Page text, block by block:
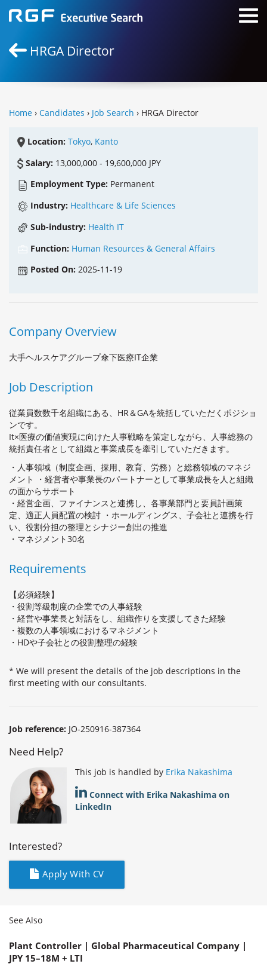
HRGA Director
Home › Candidates › Job Search › HRGA Director
Location: Tokyo, Kanto
Salary: 13,000,000 - 19,600,000 JPY
Employment Type: Permanent
Industry: Healthcare & Life Sciences
Sub-industry: Health IT
Function: Human Resources & General Affairs
Posted On:2025-11-19
Company Overview
大手ヘルスケアグループ傘下医療IT企業
Job Description
従業員数数千名組織にある、HR＆GAを統括していただくポジショ
ンです。
It×医療の価値実現に向けた人事戦略を策定しながら、人事総務の
統括責任者として組織と事業成長を牽引していただきます。
・人事領域（制度企画、採用、教育、労務）と総務領域のマネジ
メント ・経営者や事業長のパートナーとして事業成長を人と組織
の面からサポート
・経営企画、ファイナンスと連携し、各事業部門と要員計画策
定、適正人員配置の検討 ・ホールディングス、子会社と連携を行
い、役割分担の整理とシナジー創出の推進
・マネジメント30名
Requirements
【必須経験】
・役割等級制度の企業での人事経験
・経営や事業長と対話をし、組織作りを支援してきた経験
・複数の人事領域におけるマネジメント
・HDや子会社との役割整理の経験
* We will present the details of the job descriptions in the
first meeting with our consultants.
Job reference: JO-250916-387364
Need Help?
This job is handled by Erika Nakashima
Connect with Erika Nakashima on
LinkedIn
Interested?
Apply With CV
See Also
Plant Controller | Global Pharmaceutical Company |
JPY 15–18M + LTI